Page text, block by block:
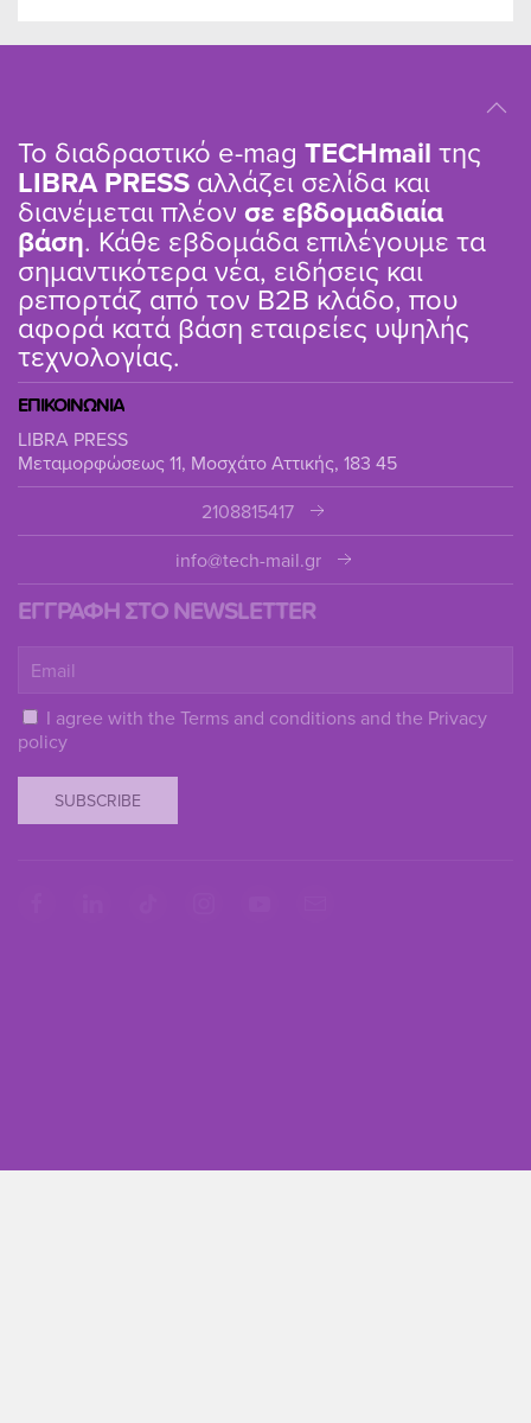
Το διαδραστικό e-mag TΕCHmail της
LIBRA PRESS αλλάζει σελίδα και
διανέμεται πλέον σε εβδομαδιαία
βάση. Κάθε εβδομάδα επιλέγουμε τα
σημαντικότερα νέα, ειδήσεις και
ρεπορτάζ από τον B2B κλάδο, που
αφορά κατά βάση εταιρείες υψηλής
τεχνολογίας.
ΕΠΙΚΟΙΝΩΝΙΑ
LIBRA PRESS
Μεταμορφώσεως 11, Μοσχάτο Αττικής, 183 45
2108815417
info@tech-mail.gr
ΕΓΓΡΑΦΗ ΣΤΟ NEWSLETTER
I agree with the Terms and conditions and the Privacy
policy
SUBSCRIBE